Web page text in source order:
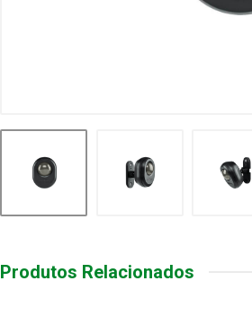
Produtos Relacionados